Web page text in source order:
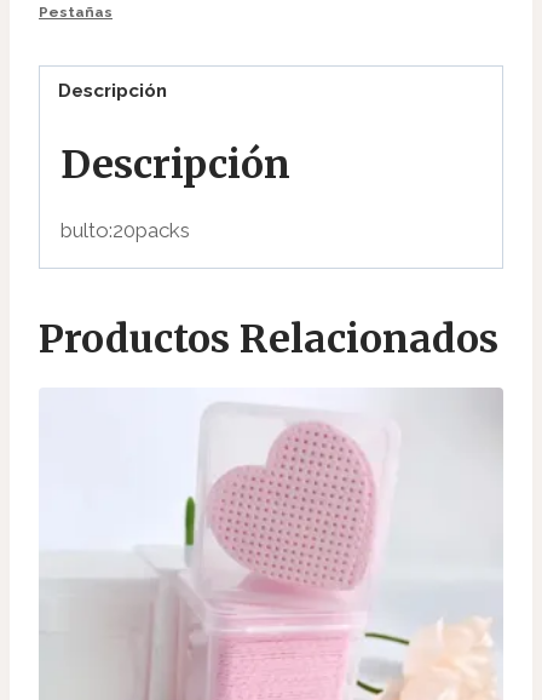
cantidad
Pestañas
Descripción
Descripción
bulto:20packs
Productos Relacionados